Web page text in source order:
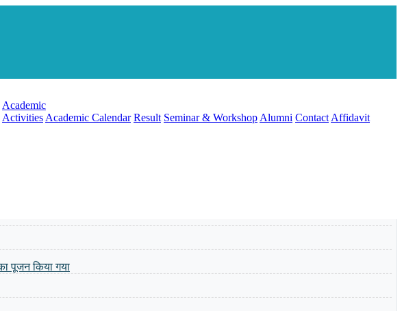
Academic
Activities Academic Calendar Result Seminar & Workshop Alumni Contact Affidavit